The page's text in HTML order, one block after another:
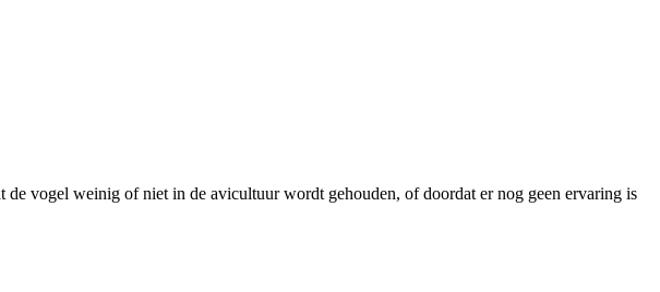
vogel weinig of niet in de avicultuur wordt gehouden, of doordat er nog geen ervaring is